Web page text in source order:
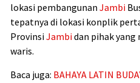
lokasi pembangunan Jambi
tepatnya di lokasi konplik
ProvinsiJambidan pihak
waris.
Baca juga: BAHAYA LATIN